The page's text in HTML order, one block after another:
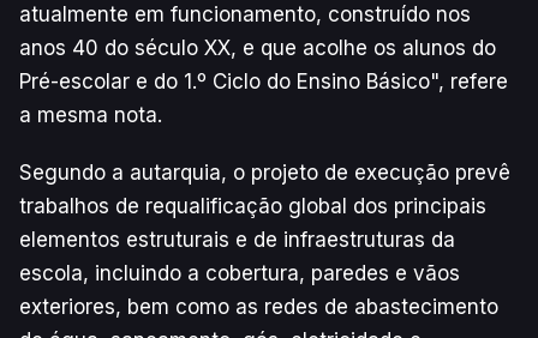
atualmente em funcionamento, construído nos
anos 40 do século XX, e que acolhe os alunos do
Pré-escolar e do 1.º Ciclo do Ensino Básico", refere
a mesma nota.
Segundo a autarquia, o projeto de execução prevê
trabalhos de requalificação global dos principais
elementos estruturais e de infraestruturas da
escola, incluindo a cobertura, paredes e vãos
exteriores, bem como as redes de abastecimento